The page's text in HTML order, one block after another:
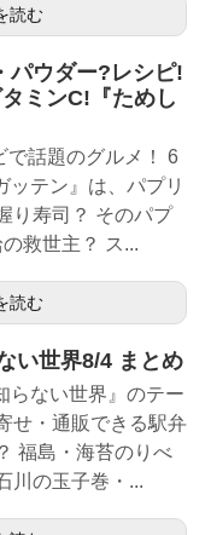
読む
パウダー?レシピ!
ミンC!『ためし
で話題のグルメ！ 6
ッテン』は、パプリ
り寿司？ そのパプ
救世主？ ス...
読む
い世界8/4 まとめ
らない世界』のテー
せ・通販できる駅弁
福島・海苔のりべ
川の玉子巻・...